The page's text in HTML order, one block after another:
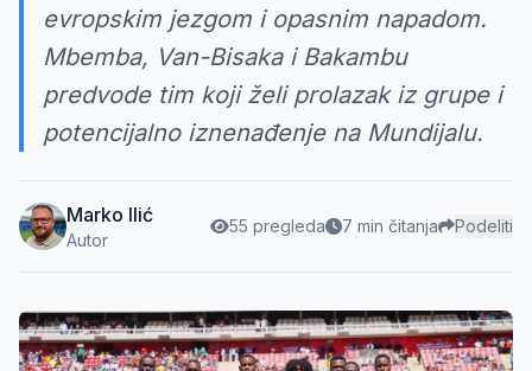
evropskim jezgom i opasnim napadom.
Mbemba, Van-Bisaka i Bakambu
predvode tim koji želi prolazak iz grupe i
potencijalno iznenađenje na Mundijalu.
Marko Ilić
Autor
55 pregleda 7 min čitanja Podeliti